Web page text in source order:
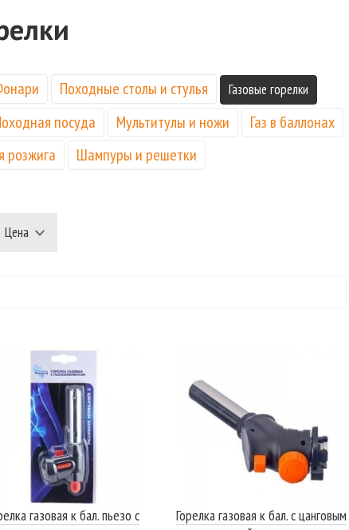
Походные столы и стулья Газовые горелки
посуда Мультитулы и ножи
Газ в баллонах
розжига Шампуры и решетки
Цена
газовая к бал. пьезо с
Горелка газовая к бал. с цанговым